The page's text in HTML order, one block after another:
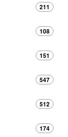
211
108
151
547
512
174